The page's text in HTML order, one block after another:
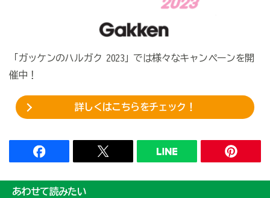
「ガッケンのハルガク 2023」では様々なキャンペーンを開
催中！
詳しくはこちらをチェック！
あわせて読みたい